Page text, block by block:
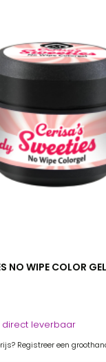
NO WIPE COLOR
direct leverbaar
Registreer een